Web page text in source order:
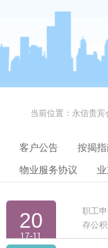
当前位置： 永信贵宾
客户公告 按揭
物业服务协议
20
17-11
职工
存公
建造